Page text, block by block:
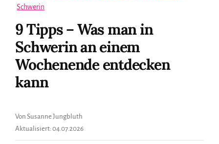
Schwerin
9 Tipps – Was man in
Schwerin an einem
Wochenende entdecken
kann
Von Susanne Jungbluth
Aktualisiert:04.07.2026